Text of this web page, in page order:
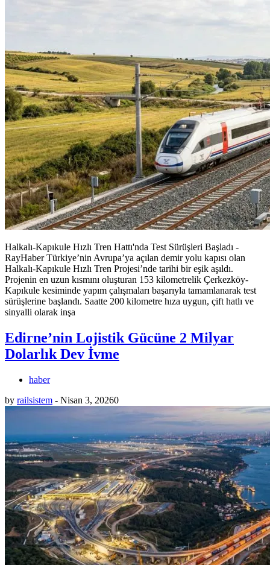
Halkalı-Kapıkule Hızlı Tren Hattı'nda Test Sürüşleri Başladı -
RayHaber Türkiye’nin Avrupa’ya açılan demir yolu kapısı olan
Halkalı-Kapıkule Hızlı Tren Projesi’nde tarihi bir eşik aşıldı.
Projenin en uzun kısmını oluşturan 153 kilometrelik Çerkezköy-
Kapıkule kesiminde yapım çalışmaları başarıyla tamamlanarak test
sürüşlerine başlandı. Saatte 200 kilometre hıza uygun, çift hatlı ve
sinyalli olarak inşa
Edirne’nin Lojistik Gücüne 2 Milyar
Dolarlık Dev İvme
haber
by railsistem - Nisan 3, 20260